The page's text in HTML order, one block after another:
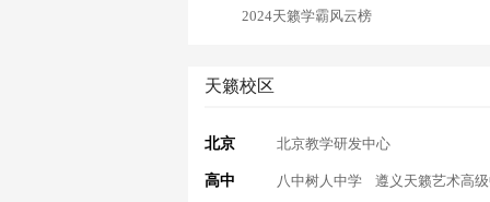
2024天籁学霸风云榜
天籁校区
北京 北京教学研发中心
高中 八中树人中学 遵义天籁艺术高